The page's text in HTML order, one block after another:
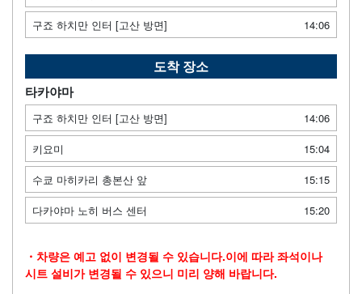
구죠 하치만 인터 [고산 방면]
14:06
도착 장소
타카야마
구죠 하치만 인터 [고산 방면]
14:06
키요미
15:04
수쿄 마히카리 총본산 앞
15:15
다카야마 노히 버스 센터
15:20
・차량은 예고 없이 변경될 수 있습니다.이에 따라 좌석이나
시트 설비가 변경될 수 있으니 미리 양해 바랍니다.